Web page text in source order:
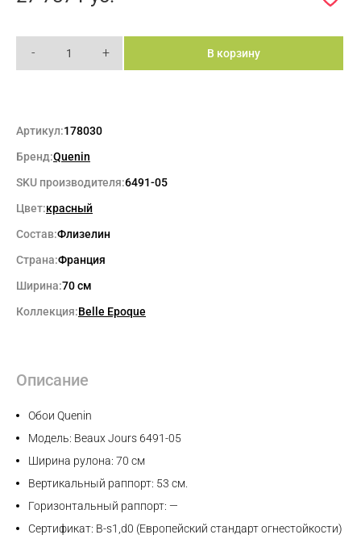
- + В корзину
Артикул:178030
Бренд:Quenin
SKU производителя:6491-05
Цвет:красный
Состав:Флизелин
Страна:Франция
Ширина:70 см
Коллекция:Belle Epoque
Описание
Обои Quenin
Модель: Beaux Jours 6491-05
Ширина рулона: 70 см
Вертикальный раппорт: 53 см.
Горизонтальный раппорт: —
Сертификат: B-s1,d0 (Европейский стандарт огнестойкости)